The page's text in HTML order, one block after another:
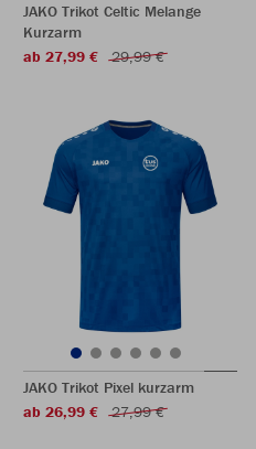
JAKO Trikot Celtic Melange
Kurzarm
ab 27,99 €
29,99 €
JAKO Trikot Pixel kurzarm
ab 26,99 €
27,99 €